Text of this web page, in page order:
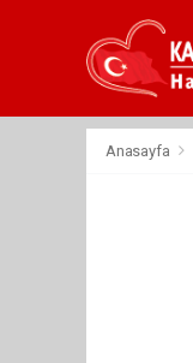
Anasayfa